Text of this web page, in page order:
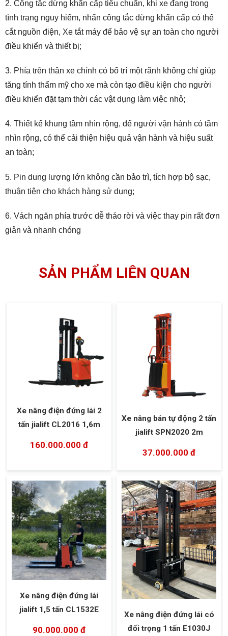
2. Công tắc dừng khẩn cấp tiêu chuẩn, khi xe đang trong
tình trạng nguy hiểm, nhấn công tắc dừng khẩn cấp có thể
cắt nguồn điện, Xe tắt máy để bảo vệ sự an toàn cho người
điều khiển và thiết bị;
3. Phía trên thân xe chính có bố trí một rãnh không chỉ giúp
tăng tính thẩm mỹ cho xe mà còn tạo điều kiện cho người
điều khiển đặt tạm thời các vật dụng làm việc nhỏ;
4. Thiết kế khung tầm nhìn rộng, để người vận hành có tầm
nhìn rộng, có thể cải thiện hiệu quả vận hành và hiệu suất
an toàn;
5. Pin dung lượng lớn không cần bảo trì, tích hợp bộ sạc,
thuận tiện cho khách hàng sử dụng;
6. Vách ngăn phía trước dễ tháo rời và việc thay pin rất đơn
giản và nhanh chóng
SẢN PHẨM LIÊN QUAN
Xe nâng điện đứng lái 2
tấn jialift CL2016 1,6m
160.000.000 đ
Xe nâng bán tự động 2 tấn
jialift SPN2020 2m
37.000.000 đ
Xe nâng điện đứng lái
jialift 1,5 tấn CL1532E
90.000.000 đ
Xe nâng điện đứng lái có
đối trọng 1 tấn E1030J